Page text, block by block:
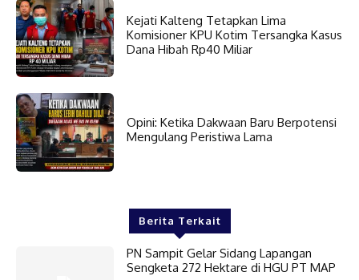
Kejati Kalteng Tetapkan Lima
Komisioner KPU Kotim Tersangka Kasus
Dana Hibah Rp40 Miliar
Opini: Ketika Dakwaan Baru Berpotensi
Mengulang Peristiwa Lama
Berita Terkait
PN Sampit Gelar Sidang Lapangan
Sengketa 272 Hektare di HGU PT MAP